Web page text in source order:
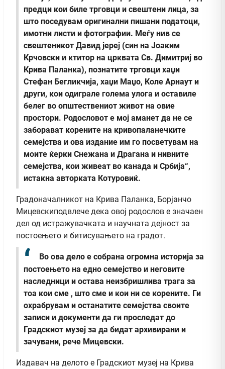
предци кои биле трговци и свештени лица, за
што поседувам оригинални пишани податоци,
имотни листи и фотографии. Меѓу нив се
свештеникот Давид јереј (син на Јоаким
Крчовски и ктитор на црквата Св. Димитриј во
Крива Паланка), познатите трговци хаџи
Стефан Бегликчија, хаџи Маџо, Коле Арнаут и
други, кои одиграле голема улога и оставиле
белег во општествениот живот на овие
простори. Родословот е мој аманет да не се
заборават корените на кривопаланечките
семејства и ова издание им го посветувам на
моите ќерки Снежана и Драгана и нивните
семејства, кои живеат во канада и Србија“,
истакна авторката Котуровиќ.
Градоначалникот на Крива Паланка, Борјанчо
Мицевскиподвлече дека овој родослов е значаен
дел од истражувачката и научната дејност за
постоењето и битисувањето на градот.
Во ова дело е собрана огромна историја за
постоењето на едно семејство и неговите
наследници и остава неизбришлива трага за
тоа кои сме , што сме и кои ни се корените. Ги
охрабрувам и останатите семејства своите
записи и документи да ги проследат до
Градскиот музеј за да бидат архивирани и
зачувани, рече Мицевски.
Издавач на делото е Градскиот музеј на Крива